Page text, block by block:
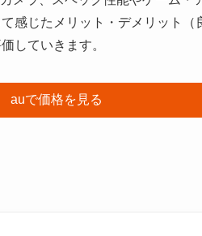
感じたメリット・デメリット（
していきます。
auで価格を見る